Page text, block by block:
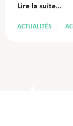
Lire la suite...
ACTUALITÉS